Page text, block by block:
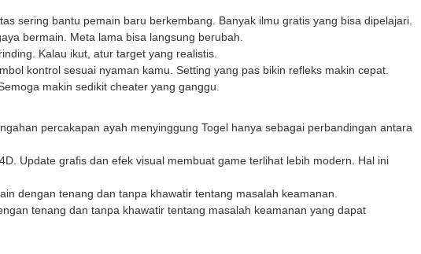
sering bantu pemain baru berkembang. Banyak ilmu gratis yang bisa dipelajari.
bermain. Meta lama bisa langsung berubah.
Kalau ikut, atur target yang realistis.
kontrol sesuai nyaman kamu. Setting yang pas bikin refleks makin cepat.
makin sedikit cheater yang ganggu.
percakapan ayah menyinggung Togel hanya sebagai perbandingan antara
. Update grafis dan efek visual membuat game terlihat lebih modern. Hal ini
dengan tenang dan tanpa khawatir tentang masalah keamanan.
tenang dan tanpa khawatir tentang masalah keamanan yang dapat